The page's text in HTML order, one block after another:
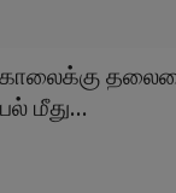
மீது...